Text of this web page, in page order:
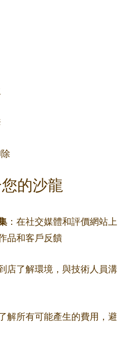
的沙龍
：在社交媒體和評價網站上
品和客戶反饋
店了解環境，與技術人員溝
解所有可能產生的費用，避